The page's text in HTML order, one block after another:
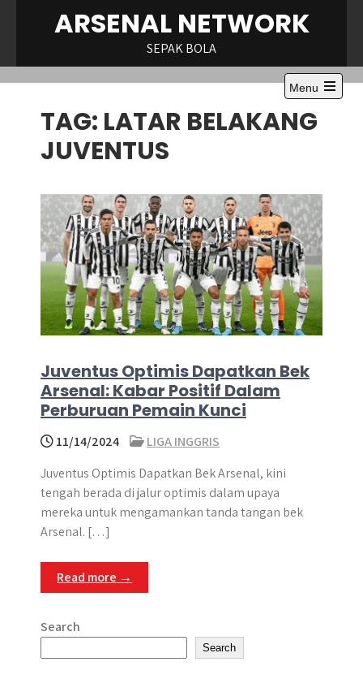
ARSENAL NETWORK
SEPAK BOLA
Menu
Open
the
main
TAG: LATAR BELAKANG
JUVENTUS
Juventus Optimis Dapatkan Bek
Arsenal: Kabar Positif Dalam
Perburuan Pemain Kunci
11/14/2024
LIGA INGGRIS
Juventus Optimis Dapatkan Bek Arsenal, kini
tengah berada di jalur optimis dalam upaya
mereka untuk mengamankan tanda tangan bek
Arsenal. […]
Read more →
Search
Search